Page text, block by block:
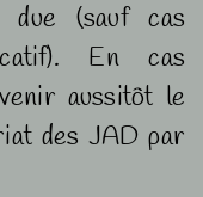
due (sauf cas
En cas
aussitôt le
des JAD par